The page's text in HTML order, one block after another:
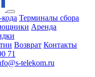
Терминалы сбора
Аренда
Возврат Контакты
71
telekom.ru